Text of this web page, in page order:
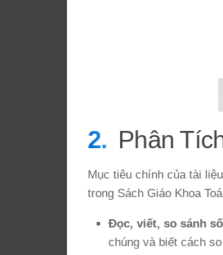
Phân
Mục tiêu chính của tài
trong Sách Giáo Khoa
Đọc, viết, so sánh
chúng và biết cách